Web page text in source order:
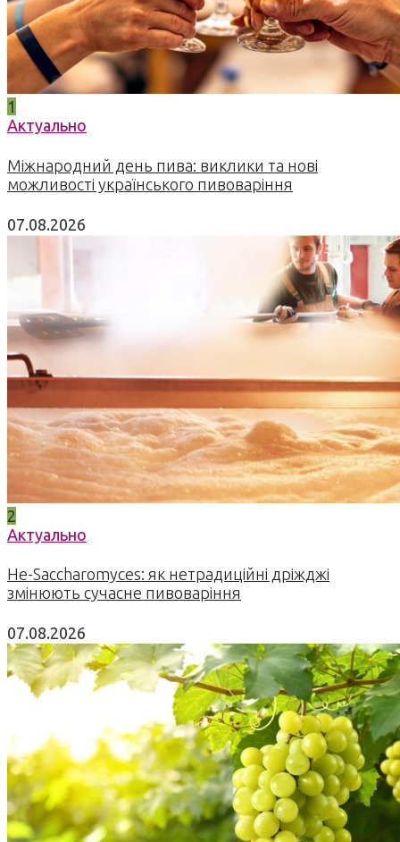
1
Актуально
Міжнародний день пива: виклики та нові
можливості українського пивоваріння
07.08.2026
2
Актуально
Не-Saccharomyces: як нетрадиційні дріжджі
змінюють сучасне пивоваріння
07.08.2026